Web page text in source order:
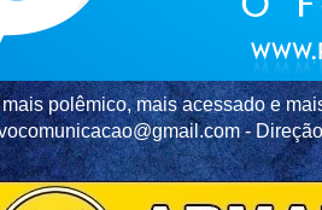
polêmico, mais acessado e
-